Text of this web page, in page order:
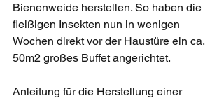
Bienenweide herstellen. So haben die
fleißigen Insekten nun in wenigen
Wochen direkt vor der Haustüre ein ca.
50m2 großes Buffet angerichtet.
Anleitung für die Herstellung einer